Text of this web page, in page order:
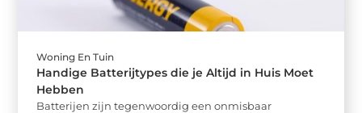
Woning En Tuin
Handige Batterijtypes die je Altijd in Huis Moet
Hebben
Batterijen zijn tegenwoordig een onmisbaar